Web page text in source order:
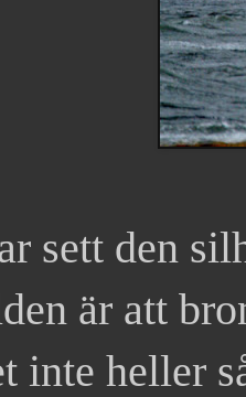
sett den
är att
inte heller